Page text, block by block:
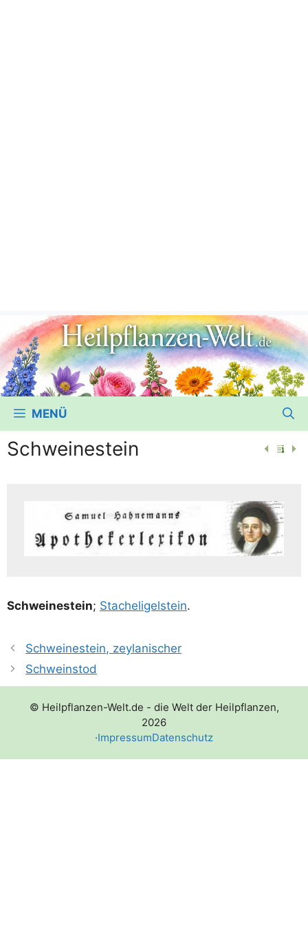
MENÜ
Schweinestein
Schwei­ne­stein; Sta­chel­igel­stein.
Schweinestein, zeylanischer
Schweinstod
© Heilpflanzen-Welt.de - die Welt der Heilpflanzen,
2026
·ImpressumDatenschutz